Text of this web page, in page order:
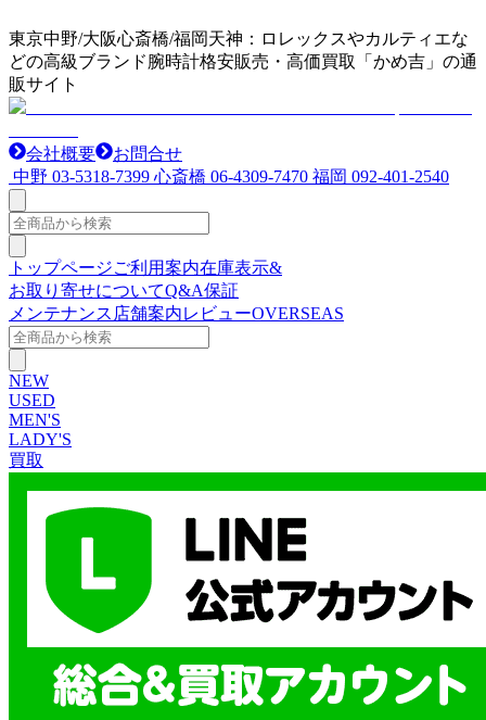
東京中野/大阪心斎橋/福岡天神：ロレックスやカルティエな
どの高級ブランド腕時計格安販売・高価買取「かめ吉」の通
販サイト
会社概要
お問合せ
中野 03-5318-7399 心斎橋 06-4309-7470 福岡 092-401-2540
トップページご利用案内在庫表示&
お取り寄せについてQ&A保証
メンテナンス 店舗案内レビューOVERSEAS
NEW
USED
MEN'S
LADY'S
買取